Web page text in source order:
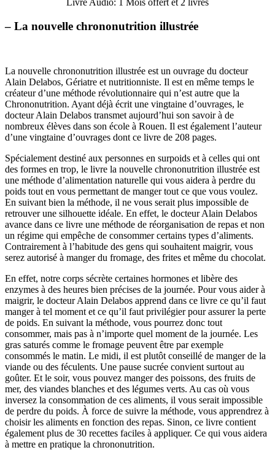
Livre Audio: 1 Mois offert et 2 livres
– La nouvelle chrononutrition illustrée
La nouvelle chrononutrition illustrée est un ouvrage du docteur
Alain Delabos, Gériatre et nutritionniste. Il est en même temps le
créateur d’une méthode révolutionnaire qui n’est autre que la
Chrononutrition. Ayant déjà écrit une vingtaine d’ouvrages, le
docteur Alain Delabos transmet aujourd’hui son savoir à de
nombreux élèves dans son école à Rouen. Il est également l’auteur
d’une vingtaine d’ouvrages dont ce livre de 208 pages.
Spécialement destiné aux personnes en surpoids et à celles qui ont
des formes en trop, le livre la nouvelle chrononutrition illustrée est
une méthode d’alimentation naturelle qui vous aidera à perdre du
poids tout en vous permettant de manger tout ce que vous voulez.
En suivant bien la méthode, il ne vous serait plus impossible de
retrouver une silhouette idéale. En effet, le docteur Alain Delabos
avance dans ce livre une méthode de réorganisation de repas et non
un régime qui empêche de consommer certains types d’aliments.
Contrairement à l’habitude des gens qui souhaitent maigrir, vous
serez autorisé à manger du fromage, des frites et même du chocolat.
En effet, notre corps sécrète certaines hormones et libère des
enzymes à des heures bien précises de la journée. Pour vous aider à
maigrir, le docteur Alain Delabos apprend dans ce livre ce qu’il faut
manger à tel moment et ce qu’il faut privilégier pour assurer la perte
de poids. En suivant la méthode, vous pourrez donc tout
consommer, mais pas à n’importe quel moment de la journée. Les
gras saturés comme le fromage peuvent être par exemple
consommés le matin. Le midi, il est plutôt conseillé de manger de la
viande ou des féculents. Une pause sucrée convient surtout au
goûter. Et le soir, vous pouvez manger des poissons, des fruits de
mer, des viandes blanches et des légumes verts. Au cas où vous
inversez la consommation de ces aliments, il vous serait impossible
de perdre du poids. À force de suivre la méthode, vous apprendrez à
choisir les aliments en fonction des repas. Sinon, ce livre contient
également plus de 30 recettes faciles à appliquer. Ce qui vous aidera
à mettre en pratique la chrononutrition.